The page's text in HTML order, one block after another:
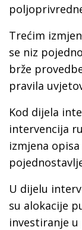
Trećim
se niz
brže
pravila
Kod dijela
intervencija
izmjena
U dijelu
su alokacije
investiranje